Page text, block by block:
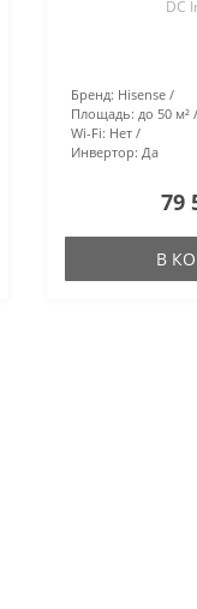
DC
Бренд: Hisense
Площадь: до 50 м²
Wi-Fi: Нет
Инвертор: Да
79
В